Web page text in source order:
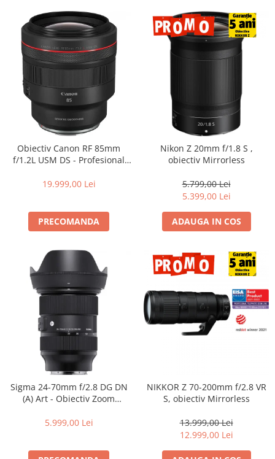
Obiectiv Canon RF 85mm
f/1.2L USM DS - Profesional
L
19.999,00 Lei
PRECOMANDA
Nikon Z 20mm f/1.8 S ,
obiectiv Mirrorless
5.799,00 Lei
5.399,00 Lei
ADAUGA IN COS
Sigma 24-70mm f/2.8 DG DN
(A) Art - Obiectiv Zoom
Sony E
5.999,00 Lei
NIKKOR Z 70-200mm f/2.8 VR
S, obiectiv Mirrorless
13.999,00 Lei
12.999,00 Lei